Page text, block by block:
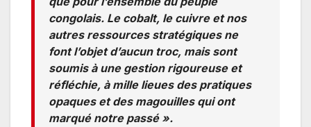
congolais. Le cobalt, le cuivre et nos
autres ressources stratégiques ne
font l’objet d’aucun troc, mais sont
soumis à une gestion rigoureuse et
réfléchie, à mille lieues des pratiques
opaques et des magouilles qui ont
marqué notre passé ».